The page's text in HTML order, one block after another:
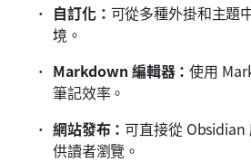
自訂化： 可從多種外掛和主題
境。
Markdown 編輯器：使用
筆記效率。
網站發布： 可直接從 Obsidian
供讀者瀏覽。